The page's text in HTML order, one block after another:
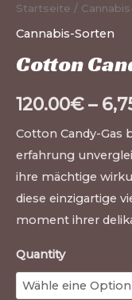
Startseite /
Cannabis-Sorten
Cotton
120.00€–
Cotton Candy-Gas
erfahrung
ihre mächtige
diese einzigartige
moment ihrer
Quantity